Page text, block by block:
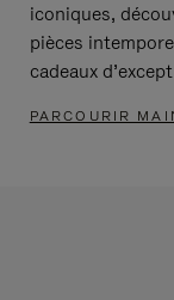
iconiques,
pièces
cadeaux
PARCOURIR